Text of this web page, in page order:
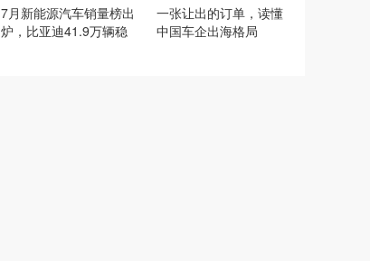
7月新能源汽车销量榜出
炉，比亚迪41.9万辆稳
一张让出的订单，读懂
中国车企出海格局